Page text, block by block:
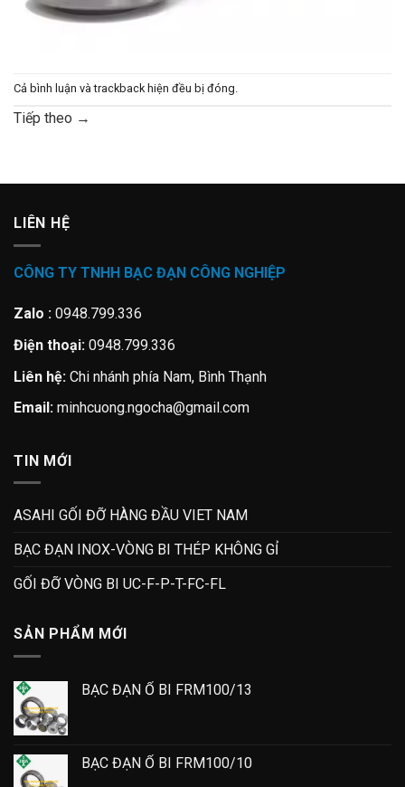
Cả bình luận và trackback hiện đều bị đóng.
Tiếp theo →
LIÊN HỆ
CÔNG TY TNHH BẠC ĐẠN CÔNG NGHIỆP
Zalo : 0948.799.336
Điện thoại: 0948.799.336
Liên hệ: Chi nhánh phía Nam, Bình Thạnh
Email: minhcuong.ngocha@gmail.com
TIN MỚI
ASAHI GỐI ĐỠ HÀNG ĐẦU VIET NAM
BẠC ĐẠN INOX-VÒNG BI THÉP KHÔNG GỈ
GỐI ĐỠ VÒNG BI UC-F-P-T-FC-FL
SẢN PHẨM MỚI
BẠC ĐẠN Ổ BI FRM100/13
BẠC ĐẠN Ổ BI FRM100/10